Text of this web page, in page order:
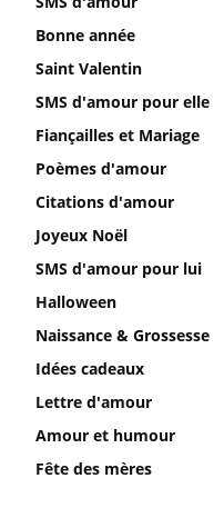
Bonne année
Saint Valentin
SMS d'amour pour elle
Fiançailles et Mariage
Poèmes d'amour
Citations d'amour
Joyeux Noël
SMS d'amour pour lui
Halloween
Naissance & Grossesse
Idées cadeaux
Lettre d'amour
Amour et humour
Fête des mères